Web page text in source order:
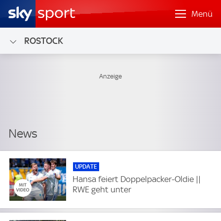
Menü
ROSTOCK
UPDATE
Hansa feiert Doppelpacker-Oldie ||
RWE geht unter